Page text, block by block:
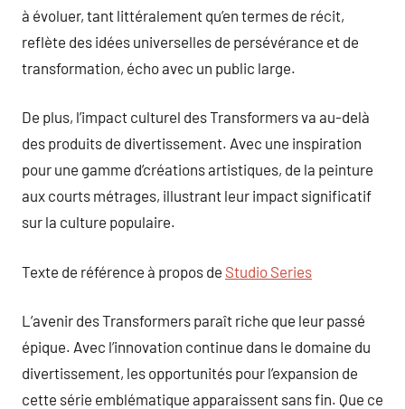
à évoluer, tant littéralement qu’en termes de récit,
reflète des idées universelles de persévérance et de
transformation, écho avec un public large.
De plus, l’impact culturel des Transformers va au-delà
des produits de divertissement. Avec une inspiration
pour une gamme d’créations artistiques, de la peinture
aux courts métrages, illustrant leur impact significatif
sur la culture populaire.
Texte de référence à propos de Studio Series
L’avenir des Transformers paraît riche que leur passé
épique. Avec l’innovation continue dans le domaine du
divertissement, les opportunités pour l’expansion de
cette série emblématique apparaissent sans fin. Que ce